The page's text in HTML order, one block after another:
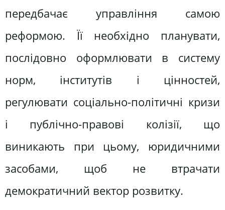
передбачає управління самою
реформою. Її необхідно планувати,
послідовно оформлювати в систему
норм, інститутів і цінностей,
регулювати соціально-політичні кризи
і публічно-правові колізії, що
виникають при цьому, юридичними
засобами, щоб не втрачати
демократичний вектор розвитку.